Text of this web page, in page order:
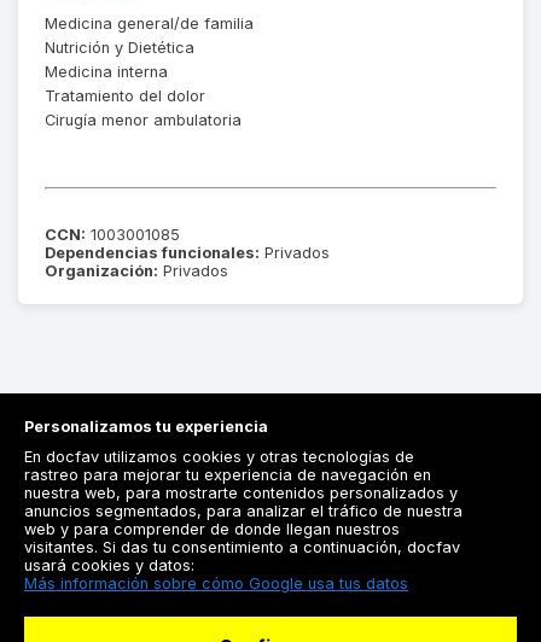
Medicina general/de familia
Nutrición y Dietética
Medicina interna
Tratamiento del dolor
Cirugía menor ambulatoria
CCN: 1003001085
Dependencias funcionales: Privados
Organización: Privados
Registrarse
Docfav
Personalizamos tu experiencia
En docfav utilizamos cookies y otras tecnologías de
rastreo para mejorar tu experiencia de navegación en
nuestra web, para mostrarte contenidos personalizados y
anuncios segmentados, para analizar el tráfico de nuestra
web y para comprender de donde llegan nuestros
visitantes. Si das tu consentimiento a continuación, docfav
usará cookies y datos:
Más información sobre cómo Google usa tus datos